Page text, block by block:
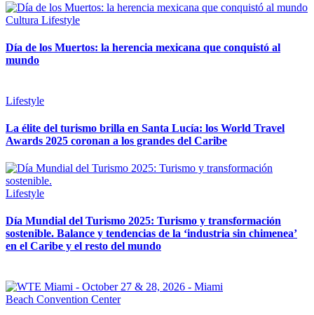
Cultura Lifestyle
Día de los Muertos: la herencia mexicana que conquistó al
mundo
Lifestyle
La élite del turismo brilla en Santa Lucía: los World Travel
Awards 2025 coronan a los grandes del Caribe
Lifestyle
Día Mundial del Turismo 2025: Turismo y transformación
sostenible. Balance y tendencias de la ‘industria sin chimenea’
en el Caribe y el resto del mundo